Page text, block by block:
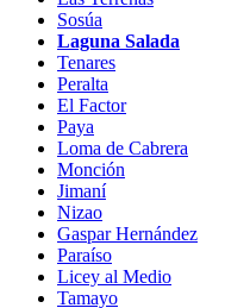
Sosúa
Laguna Salada
Tenares
Peralta
El Factor
Paya
Loma de Cabrera
Monción
Jimaní
Nizao
Gaspar Hernández
Paraíso
Licey al Medio
Tamayo